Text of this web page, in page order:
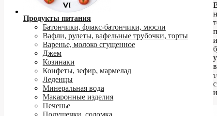
Продукты питания
Батончики, флакс-батончики, мюсли
Вафли, рулеты, вафельные трубочки, торты
Варенье, молоко сгущенное
Джем
Козинаки
Конфеты, зефир, мармелад
Леденцы
Минеральная вода
Макаронные изделия
Печенье
и
в